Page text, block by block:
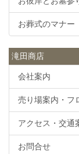
お葬式のマナー
滝田商店
会社案内
売り場案内・フ
アクセス・交通
お問合せ